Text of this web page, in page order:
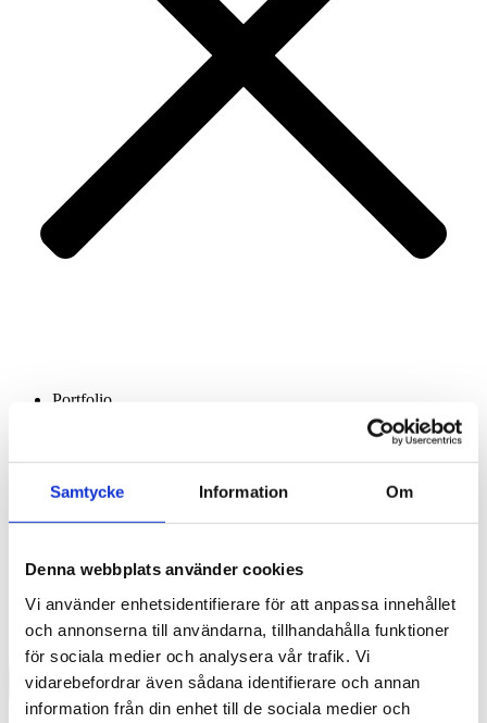
Samtycke Information Om
Denna webbplats använder cookies
Vi använder enhetsidentifierare för att anpassa innehållet
och annonserna till användarna, tillhandahålla funktioner
för sociala medier och analysera vår trafik. Vi
vidarebefordrar även sådana identifierare och annan
information från din enhet till de sociala medier och
Portfolio
Contact